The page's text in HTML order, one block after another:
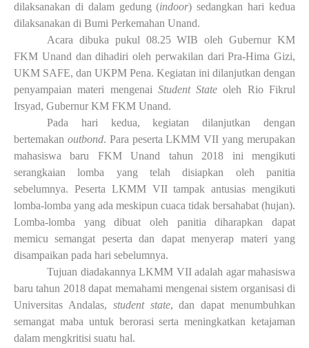
dilaksanakan di dalam gedung (indoor) sedangkan hari kedua
dilaksanakan di Bumi Perkemahan Unand.
Acara dibuka pukul 08.25 WIB oleh Gubernur KM
FKM Unand dandihadiri oleh perwakilan dari Pra-Hima Gizi,
UKM SAFE, dan UKPM Pena. Kegiatan ini dilanjutkan dengan
penyampaian materi mengenai Student State oleh Rio Fikrul
Irsyad, Gubernur KM FKM Unand.
Pada hari kedua, kegiatan dilanjutkan dengan
bertemakan outbond. Para peserta LKMM VII yang merupakan
mahasiswa baru FKM Unand tahun 2018 ini mengikuti
serangkaian lomba yang telah disiapkan oleh panitia
sebelumnya. Peserta LKMM VII tampak antusias mengikuti
lomba-lomba yang ada meskipun cuaca tidak bersahabat (hujan).
Lomba-lomba yang dibuat oleh panitia diharapkan dapat
memicu semangat peserta dan dapat menyerap materi yang
disampaikan pada hari sebelumnya.
Tujuan diadakannya LKMM VII adalah agar mahasiswa
baru tahun 2018 dapat memahami mengenai sistem organisasi di
Universitas Andalas, student state, dan dapat menumbuhkan
semangat maba untuk berorasi serta meningkatkan ketajaman
dalam mengkritisi suatu hal.